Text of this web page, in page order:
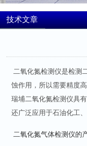
技术文章
二氧化氮检测仪是检测
蚀作用，所以需要精度
瑞埔二氧化氮检测仪具
还广泛应用于石油化工
二氧化氮气体检测仪的